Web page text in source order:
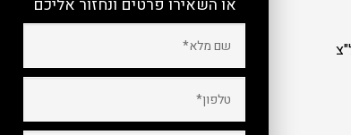
או השאירו פרטים ונחזור אליכם